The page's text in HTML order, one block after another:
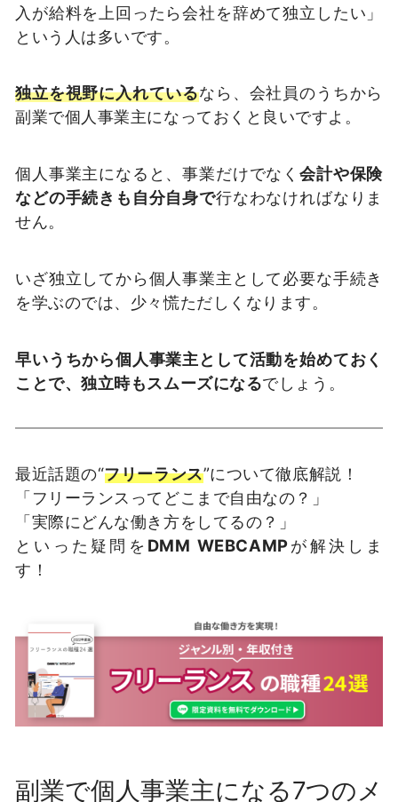
入が給料を上回ったら会社を辞めて独立したい」
という人は多いです。
独立を視野に入れているなら、会社員のうちから
副業で個人事業主になっておくと良いですよ。
個人事業主になると、事業だけでなく会計や保険
などの手続きも自分自身で行なわなければなりま
せん。
いざ独立してから個人事業主として必要な手続き
を学ぶのでは、少々慌ただしくなります。
早いうちから個人事業主として活動を始めておく
ことで、独立時もスムーズになるでしょう。
最近話題の“フリーランス”について徹底解説！
「フリーランスってどこまで自由なの？」
「実際にどんな働き方をしてるの？」
といった疑問を DMM WEBCAMPが解決しま
す！
副業で個人事業主になる7つのメ